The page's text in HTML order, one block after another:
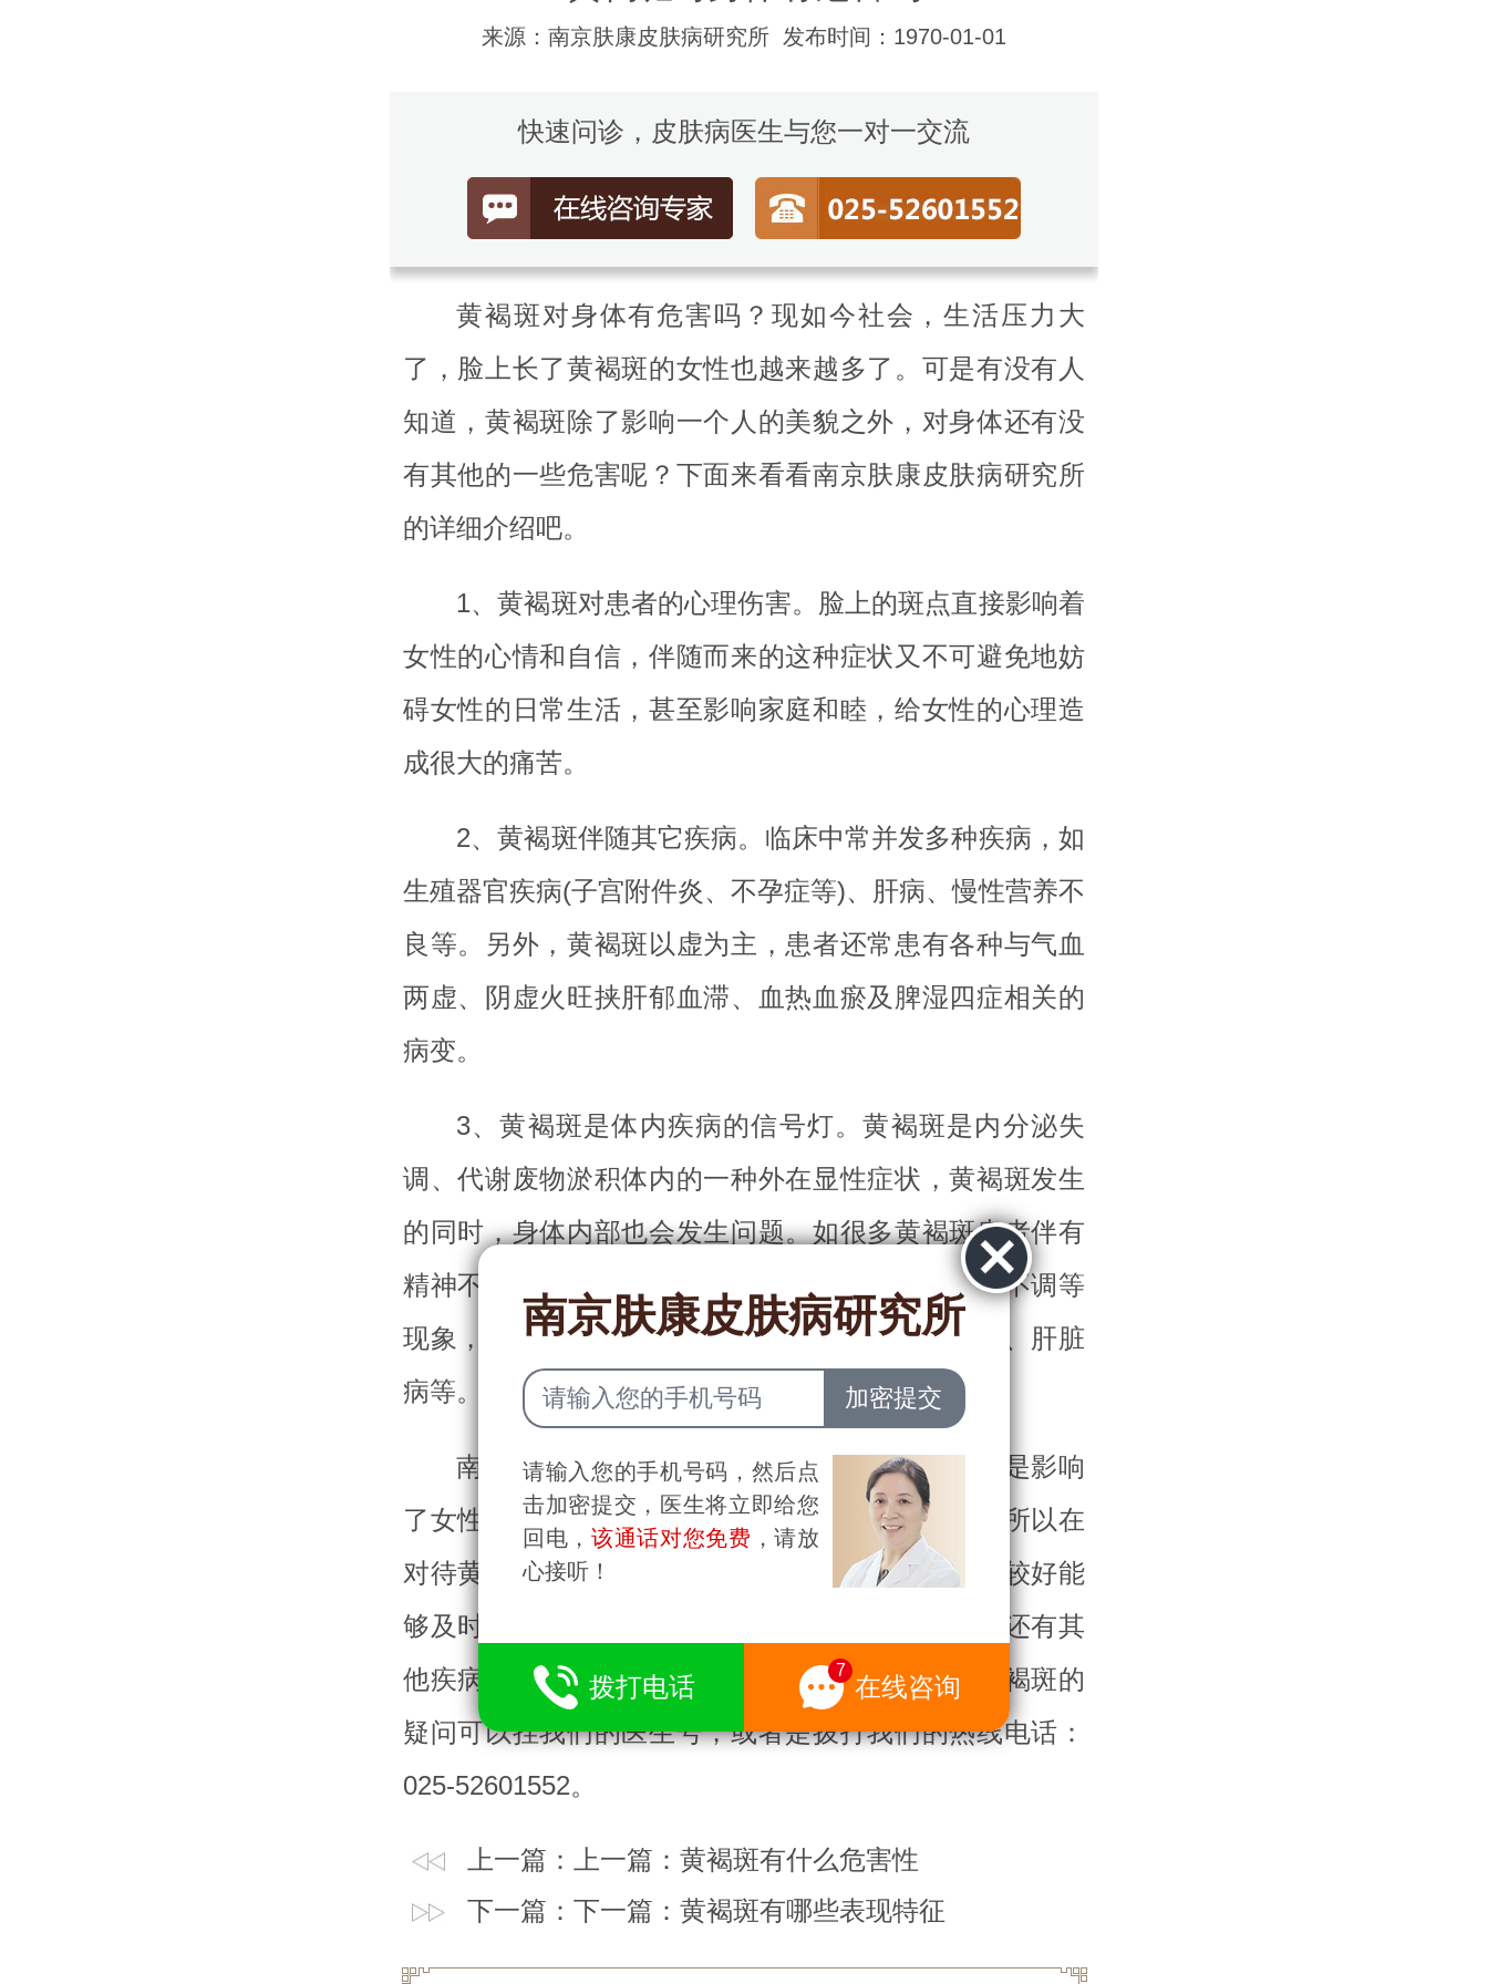
来源：南京肤康皮肤病研究所 发布时间：1970-01-01
快速问诊，皮肤病医生与您一对一交流
黄褐斑对身体有危害吗？现如今社会，生活压力大
了，脸上长了黄褐斑的女性也越来越多了。可是有没有人
知道，黄褐斑除了影响一个人的美貌之外，对身体还有没
有其他的一些危害呢？下面来看看南京肤康皮肤病研究所
的详细介绍吧。
1、黄褐斑对患者的心理伤害。脸上的斑点直接影响着
女性的心情和自信，伴随而来的这种症状又不可避免地妨
碍女性的日常生活，甚至影响家庭和睦，给女性的心理造
成很大的痛苦。
2、黄褐斑伴随其它疾病。临床中常并发多种疾病，如
生殖器官疾病(子宫附件炎、不孕症等)、肝病、慢性营养不
良等。另外，黄褐斑以虚为主，患者还常患有各种与气血
两虚、阴虚火旺挟肝郁血滞、血热血瘀及脾湿四症相关的
病变。
3、黄褐斑是体内疾病的信号灯。黄褐斑是内分泌失
调、代谢废物淤积体内的一种外在显性症状，黄褐斑发生
的同时，身体内部也会发生问题。如很多黄褐斑患者伴有
精神不振、烦躁易怒、食欲不振、乳房肿痛、月经不调等
现象，有些还同时伴有乳房肿块、子宫肌瘤、囊肿、肝脏
病等。
南京肤康皮肤病研究所温馨提示：黄褐斑不但是影响
了女性的美貌，还带来了身体上的一些疾病信号。所以在
对待黄褐斑的问题上，人们是很有必要去重视的。较好能
够及时地去正规的皮肤病医院检查，以便查出是否还有其
他疾病并及早进行治疗。如果大家还有其他关于黄褐斑的
疑问可以挂我们的医生号，或者是拨打我们的热线电话：
025-52601552。
上一篇：上一篇： 黄褐斑有什么危害性
下一篇：下一篇： 黄褐斑有哪些表现特征
南京肤康皮肤病研究所
请输入您的手机号码，然后点
击加密提交，医生将立即给您
回电， 该通话对您免费 ，请放
心接听！
拨打电话
7
在线咨询